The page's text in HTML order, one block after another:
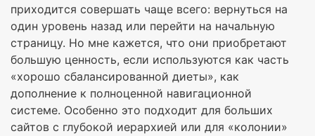
приходится совершать чаще всего: вернуться на
один уровень назад или перейти на начальную
страницу. Но мне кажется, что они приобретают
большую ценность, если используются как часть
«хорошо сбалансированной диеты», как
дополнение к полноценной навигационной
системе. Особенно это подходит для больших
сайтов с глубокой иерархией или для «колонии»